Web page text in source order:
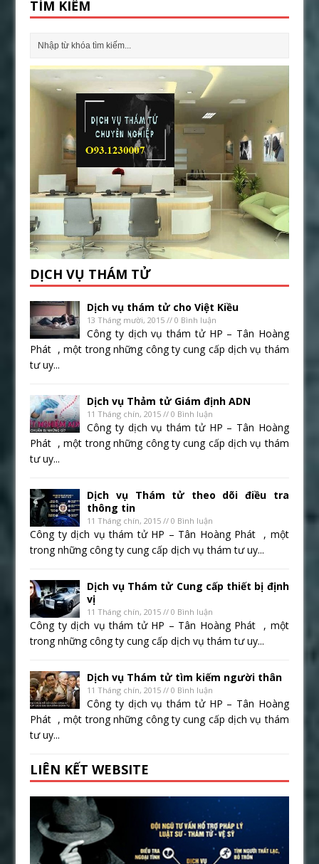
TÌM KIẾM
DỊCH VỤ THÁM TỬ
Dịch vụ thám tử cho Việt Kiều
13 Tháng mười, 2015 // 0 Bình luận
Công ty dịch vụ thám tử HP – Tân Hoàng
Phát , một trong những công ty cung cấp dịch vụ thám
tư uy...
Dịch vụ Thảm tử Giám định ADN
11 Tháng chín, 2015 // 0 Bình luận
Công ty dịch vụ thám tử HP – Tân Hoàng
Phát , một trong những công ty cung cấp dịch vụ thám
tư uy...
Dịch vụ Thám tử theo dõi điều tra
thông tin
11 Tháng chín, 2015 // 0 Bình luận
Công ty dịch vụ thám tử HP – Tân Hoàng Phát , một
trong những công ty cung cấp dịch vụ thám tư uy...
Dịch vụ Thám tử Cung cấp thiết bị định
vị
11 Tháng chín, 2015 // 0 Bình luận
Công ty dịch vụ thám tử HP – Tân Hoàng Phát , một
trong những công ty cung cấp dịch vụ thám tư uy...
Dịch vụ Thám tử tìm kiếm người thân
11 Tháng chín, 2015 // 0 Bình luận
Công ty dịch vụ thám tử HP – Tân Hoàng
Phát , một trong những công ty cung cấp dịch vụ thám
tư uy...
LIÊN KẾT WEBSITE